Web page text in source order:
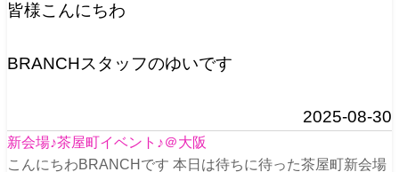
皆様こんにちわ
BRANCHスタッフのゆいです
2025-08-30
新会場♪茶屋町イベント♪＠大阪
こんにちわBRANCHです 本日は待ちに待った茶屋町新会場